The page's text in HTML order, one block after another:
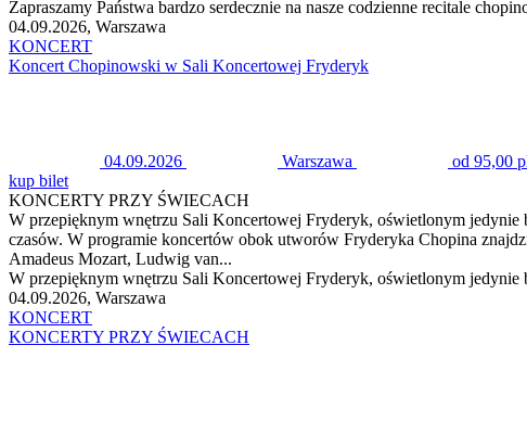
Zapraszamy Państwa bardzo serdecznie na nasze codzienne recitale
04.09.2026, Warszawa
KONCERT
Koncert Chopinowski w Sali Koncertowej Fryderyk
04.09.2026 Warszawa
od 95,00
kup bilet
KONCERTY PRZY ŚWIECACH
W przepięknym wnętrzu Sali Koncertowej Fryderyk, oświetlonym
czasów. W programie koncertów obok utworów Fryderyka Chopina
Amadeus Mozart, Ludwig van...
W przepięknym wnętrzu Sali Koncertowej Fryderyk, oświetlonym
04.09.2026, Warszawa
KONCERT
KONCERTY PRZY ŚWIECACH